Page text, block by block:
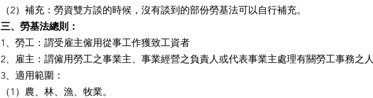
（2）補充：勞資雙方談的時候，沒有談到的部份勞基法可以自行補充。
三、勞基法總則：
1、勞工：謂受雇主僱用從事工作獲致工資者
2、雇主：謂僱用勞工之事業主、事業經營之負責人或代表事業主處理有關勞工事務之
3、適用範圍：
（1）農、林、漁、牧業。